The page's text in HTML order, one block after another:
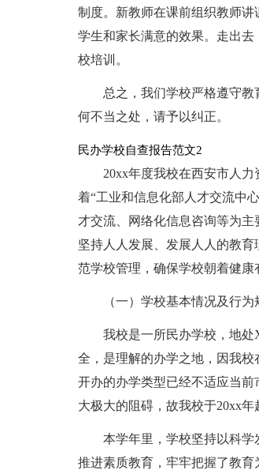
制度。新教师在课前组织教师
学生和家长满意的效果。走出
校培训。
总之，我们学校严格遵守
何不当之处，请予以纠正。
民办学校自查报告范文2
20xx年度我校在西安市人
着“工业和信息化部人才交流中
才交流、网络化信息咨询等为主
坚持人人发展、发展人人的教
范学校管理，确保学校朝着健康
（一）学校基本情况及行为
我校是一所民办学校，地
全，是理解的办学之地，因我
开办的办学类型已经不适应当
大极大的阻碍，故我校于20xx
本学年里，学校坚持以科
推进素质教育，牢牢把握了教育